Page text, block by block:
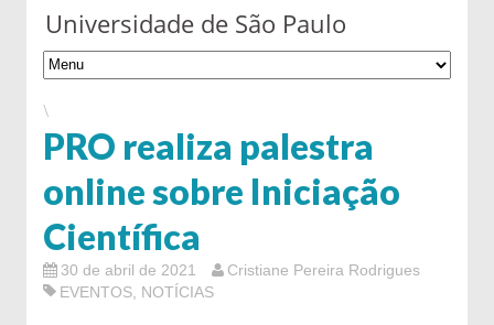
Universidade de São Paulo
\
PRO realiza palestra
online sobre Iniciação
Científica
30 de abril de 2021
Cristiane Pereira Rodrigues
EVENTOS NOTÍCIAS